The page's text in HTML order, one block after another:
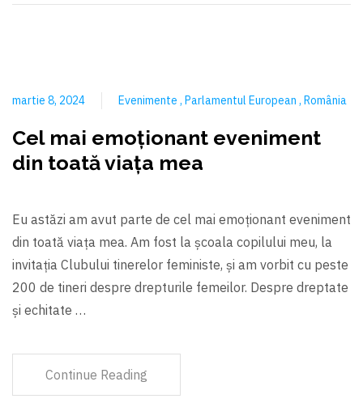
martie 8, 2024 Evenimente Parlamentul European România
Cel mai emoționant eveniment
din toată viața mea
Eu astăzi am avut parte de cel mai emoționant eveniment
din toată viața mea. Am fost la şcoala copilului meu, la
invitația Clubului tinerelor feministe, şi am vorbit cu peste
200 de tineri despre drepturile femeilor. Despre dreptate
şi echitate …
Continue Reading